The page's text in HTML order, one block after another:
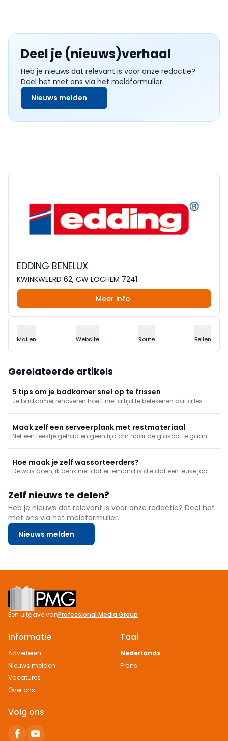
Deel je (nieuws)verhaal
Heb je nieuws dat relevant is voor onze redactie?
Deel het met ons via het meldformulier.
Nieuws melden
EDDING BENELUX
KWINKWEERD 62, CW LOCHEM 7241
Meer info
Mailen Website Route Bellen
Gerelateerde artikels
5 tips om je badkamer snel op te frissen
Je badkamer renoveren hoeft niet altijd te betekenen dat alles
makkelijk een frisse look, zonder grote werken.
Maak zelf een serveerplank met restmateriaal
Net een feestje gehad en geen tijd om naar de glasbol te gaan
Hoe maak je zelf wassorteerders?
De was doen, ik denk niet dat er iemand is die dat een leuke job
Beloofd!
Zelf nieuws te delen?
Heb je nieuws dat relevant is voor onze redactie? Deel het
met ons via het meldformulier.
Nieuws melden
Footer
Een uitgave vanProfessional Media Group
Informatie
Adverteren
Nieuws melden
Vacatures
Over ons
Taal
Nederlands
Frans
Volg ons